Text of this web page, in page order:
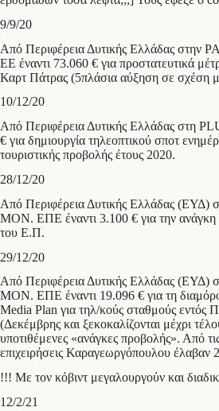
9/9/20
Από Περιφέρεια Δυτικής Ελλάδας στην
ΕΕ έναντι 73.060 € για προστατευτικά
Καρτ Πάτρας (5πλάσια αύξηση σε σχέση
10/12/20
Από Περιφέρεια Δυτικής Ελλάδας στη
€ για δημιουργία τηλεοπτικού σποτ
τουριστικής προβολής έτους 2020.
28/12/20
Από Περιφέρεια Δυτικής Ελλάδας
ΜΟΝ. ΕΠΕ έναντι 3.100 € για την
του Ε.Π.
29/12/20
Από Περιφέρεια Δυτικής Ελλάδας
ΜΟΝ. ΕΠΕ έναντι 19.096 € για τη
Media Plan για τηλ/κούς σταθμούς εντός
(Δεκέμβρης και ξεκοκαλίζονται μέχρι
υποτιθέμενες «ανάγκες προβολής». Από
επιχειρήσεις Καραγεωργόπουλου έλαβαν
!!! Με τον κόβιντ μεγαλουργούν και
12/2/21